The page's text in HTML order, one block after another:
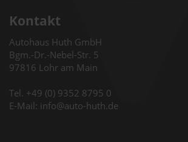
Kontakt
Autohaus Huth GmbH
Bgm.-Dr.-Nebel-Str. 5
97816 Lohr am Main
Tel. +49 (0) 9352 8795 0
E-Mail: info@auto-huth.de